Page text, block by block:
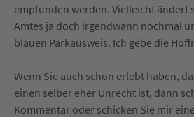
empfunden werden. Vielleicht ändert
Amtes ja doch irgendwann nochmal
blauen Parkausweis. Ich gebe die
Wenn Sie auch schon erlebt haben,
einen selber eher Unrecht ist, dann
Kommentar oder schicken Sie mir